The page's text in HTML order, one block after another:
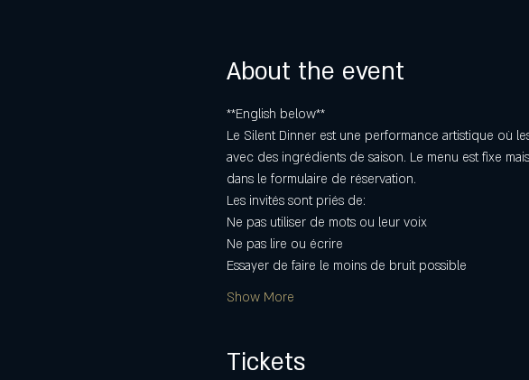
About the event
**English below**
Le Silent Dinner est une performance artistique où
avec des ingrédients de saison. Le menu est fixe
dans le formulaire de réservation.
Les invités sont priés de:
Ne pas utiliser de mots ou leur voix
Ne pas lire ou écrire
Essayer de faire le moins de bruit possible
Show More
Tickets